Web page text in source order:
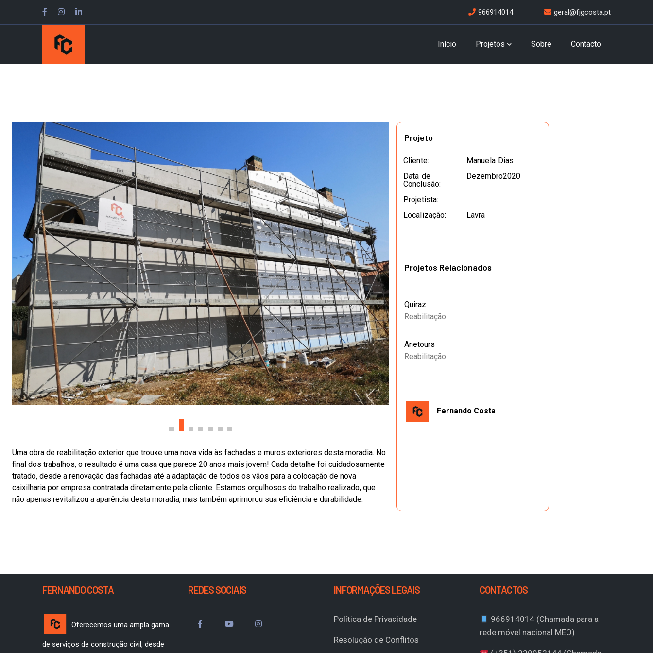
966914014 geral@fjgcosta.pt
Início Projetos Sobre Contacto
Uma obra de reabilitação exterior que trouxe uma nova vida às fachadas e muros exteriores desta moradia. No
final dos trabalhos, o resultado é uma casa que parece 20 anos mais jovem! Cada detalhe foi cuidadosamente
tratado, desde a renovação das fachadas até a adaptação de todos os vãos para a colocação de nova
caixilharia por empresa contratada diretamente pela cliente. Estamos orgulhosos do trabalho realizado, que
não apenas revitalizou a aparência desta moradia, mas também aprimorou sua eficiência e durabilidade.
Projeto
Cliente:
Manuela Dias
Data de
Conclusão:
Dezembro2020
Projetista:
Localização:
Lavra
Projetos Relacionados
Quiraz
Reabilitação
Anetours
Reabilitação
Fernando Costa
FERNANDO COSTA
Oferecemos uma ampla gama
de serviços de construção civil, desde
REDES SOCIAIS INFORMAÇÕES LEGAIS
Política de Privacidade
Resolução de Conflitos
CONTACTOS
966914014 (Chamada para a
rede móvel nacional MEO)